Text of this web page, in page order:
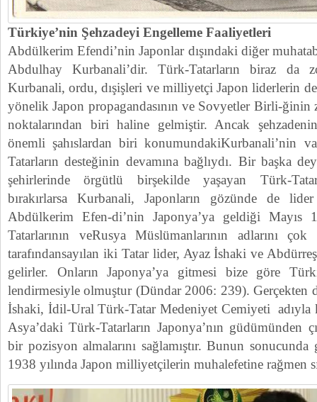
Türkiye’nin Şehzadeyi Engelleme Faaliyetleri
Abdülkerim Efendi’nin Japonlar dışındaki diğer
Abdulhay Kurbanali’dir. Türk-Tatarların biraz da
Kurbanali, ordu, dışişleri ve milliyetçi Japon liderlerin
yönelik Japon propagandasının ve Sovyetler Birli-ğinin
noktalarından biri haline gelmiştir. Ancak
önemli şahıslardan biri konumundakiKurbanali’nin
Tatarların desteğinin devamına bağlıydı. Bir başka
şehirlerinde örgütlü birşekilde yaşayan Türk-
bırakırlarsa Kurbanali, Japonların gözünde de
Abdülkerim Efen-di’nin Japonya’ya geldiği Mayıs
Tatarlarının veRusya Müslümanlarının adlarını
tarafındansayılan iki Tatar lider, Ayaz İshaki ve
gelirler. Onların Japonya’ya gitmesi bize göre
lendirmesiyle olmuştur (Dündar 2006: 239). Gerçekten
İshaki, İdil-Ural Türk-Tatar Medeniyet Cemiyeti
Asya’daki Türk-Tatarların Japonya’nın güdümünden
bir pozisyon almalarını sağlamıştır. Bunun
1938 yılında Japon milliyetçilerin muhalefetine rağmen